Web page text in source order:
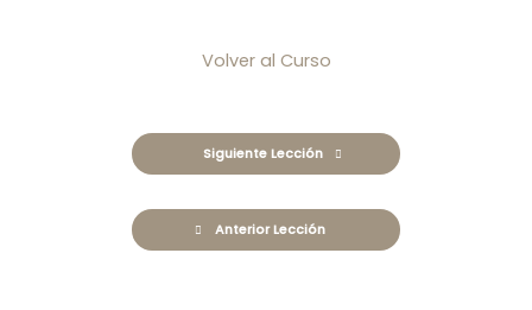
Anterior Lección
Volver al Curso
Siguiente Lección